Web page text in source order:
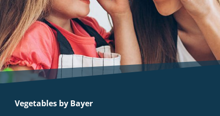
Vegetables by Bayer